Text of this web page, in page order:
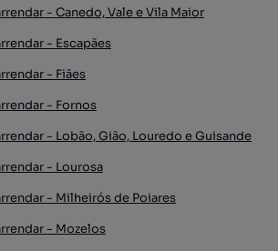
- Canedo, Vale e Vila Maior
- Escapães
- Fiães
- Fornos
- Lobão, Gião, Louredo e Guisande
- Lourosa
- Milheirós de Poiares
- Mozelos